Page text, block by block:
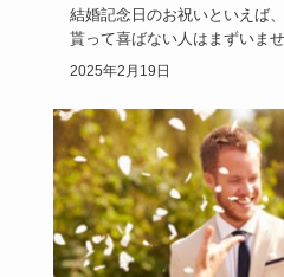
結婚記念日のお祝いといえば
貰って喜ばない人はまずいま
束を贈る男性は…
2025年2月19日